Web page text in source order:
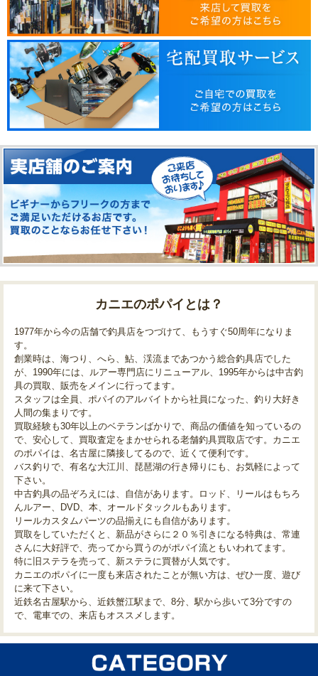
カニエのポパイとは？
1977年から今の店舗で釣具店をつづけて、もうすぐ50周年になりま
す。
創業時は、海つり、へら、鮎、渓流まであつかう総合釣具店でした
が、1990年には、ルアー専門店にリニューアル、1995年からは中古釣
具の買取、販売をメインに行ってます。
スタッフは全員、ポパイのアルバイトから社員になった、釣り大好き
人間の集まりです。
買取経験も30年以上のベテランばかりで、商品の価値を知っているの
で、安心して、買取査定をまかせられる老舗釣具買取店です。カニエ
のポパイは、名古屋に隣接してるので、近くて便利です。
バス釣りで、有名な大江川、琵琶湖の行き帰りにも、お気軽によって
下さい。
中古釣具の品ぞろえには、自信があります。ロッド、リールはもちろ
んルアー、DVD、本、オールドタックルもあります。
リールカスタムパーツの品揃えにも自信があります。
買取をしていただくと、新品がさらに２０％引きになる特典は、常連
さんに大好評で、売ってから買うのがポパイ流ともいわれてます。
特に旧ステラを売って、新ステラに買替が人気です。
カニエのポパイに一度も来店されたことが無い方は、ぜひ一度、遊び
に来て下さい。
近鉄名古屋駅から、近鉄蟹江駅まで、8分、駅から歩いて3分ですの
で、電車での、来店もオススメします。